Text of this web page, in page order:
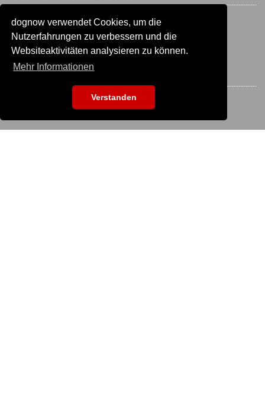
dognow verwendet Cookies, um die
Nutzerfahrungen zu verbessern und die
Websiteaktivitäten analysieren zu können.
Mehr Informationen
Verstanden
Wenn du bereits einen Account hast, melde dich bitte an.
Sonst besuche unser Hilfe- und Kontaktcenter:
Zu
Hilfe und Kontaktwechseln
BLEIB IN VERBINDUNG